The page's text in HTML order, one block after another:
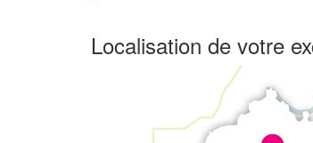
Localisation de votre